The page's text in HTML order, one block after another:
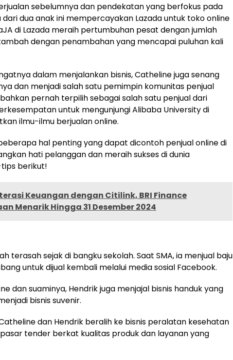
sebelumnya dan pendekatan yang berfokus pada
dua anak ini mempercayakan Lazada untuk toko online
di Lazada meraih pertumbuhan pesat dengan jumlah
dengan penambahan yang mencapai puluhan kali
dalam menjalankan bisnis, Catheline juga senang
dan menjadi salah satu pemimpin komunitas penjual
pernah terpilih sebagai salah satu penjual dari
untuk mengunjungi Alibaba University di
ilmu-ilmu berjualan online.
hal penting yang dapat dicontoh penjual online di
hati pelanggan dan meraih sukses di dunia
berikut!
Keuangan dengan Citilink, BRI Finance
Menarik Hingga 31 Desember 2024
terasah sejak di bangku sekolah. Saat SMA, ia menjual baju
untuk dijual kembali melalui media sosial Facebook.
dan suaminya, Hendrik juga menjajal bisnis handuk yang
bisnis suvenir.
dan Hendrik beralih ke bisnis peralatan kesehatan
tender berkat kualitas produk dan layanan yang